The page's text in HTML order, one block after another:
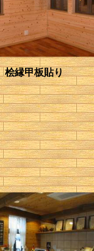
桧縁甲板貼り